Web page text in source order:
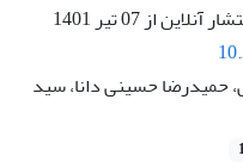
آنلاین از07 تیر 1401
حمیدرضا حسینی دانا، سید